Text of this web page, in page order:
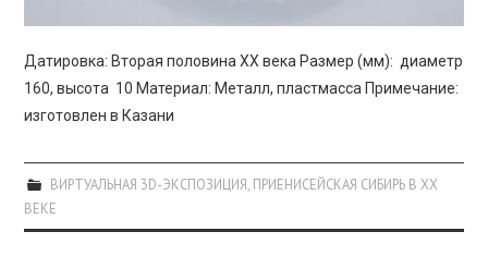
Датировка: Вторая половина XX века Размер (мм): диаметр
160, высота 10 Материал: Металл, пластмасса Примечание:
изготовлен в Казани
ВИРТУАЛЬНАЯ 3D-ЭКСПОЗИЦИЯ, ПРИЕНИСЕЙСКАЯ СИБИРЬ В XX
ВЕКЕ